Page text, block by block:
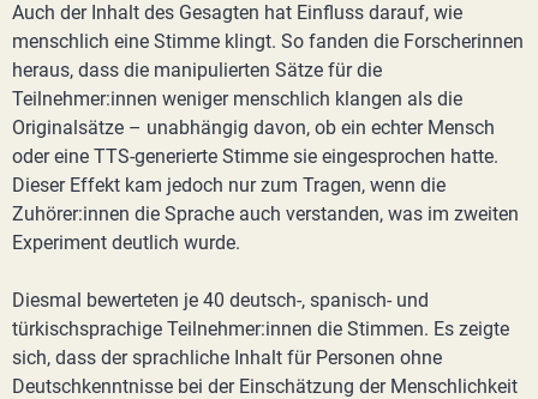
Auch der Inhalt des Gesagten hat Einfluss darauf, wie
menschlich eine Stimme klingt. So fanden die Forscherinnen
heraus, dass die manipulierten Sätze für die
Teilnehmer:innen weniger menschlich klangen als die
Originalsätze – unabhängig davon, ob ein echter Mensch
oder eine TTS-generierte Stimme sie eingesprochen hatte.
Dieser Effekt kam jedoch nur zum Tragen, wenn die
Zuhörer:innen die Sprache auch verstanden, was im zweiten
Experiment deutlich wurde.
Diesmal bewerteten je 40 deutsch-, spanisch- und
türkischsprachige Teilnehmer:innen die Stimmen. Es zeigte
sich, dass der sprachliche Inhalt für Personen ohne
Deutschkenntnisse bei der Einschätzung der Menschlichkeit